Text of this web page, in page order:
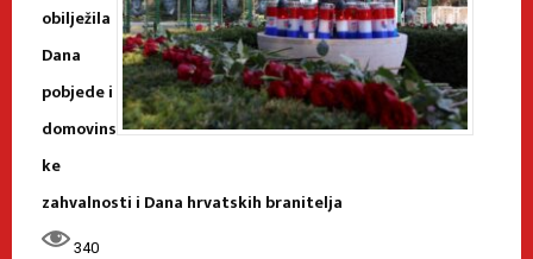
obilježila
Dana
pobjede i
domovins
ke
zahvalnosti i Dana hrvatskih branitelja
340